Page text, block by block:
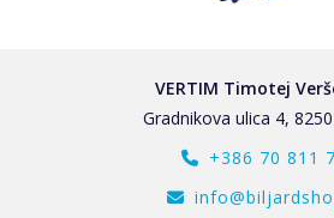
VERTIM Timotej
Gradnikova ulica 4,
+386 70 811